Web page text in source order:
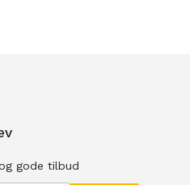
gode tilbud